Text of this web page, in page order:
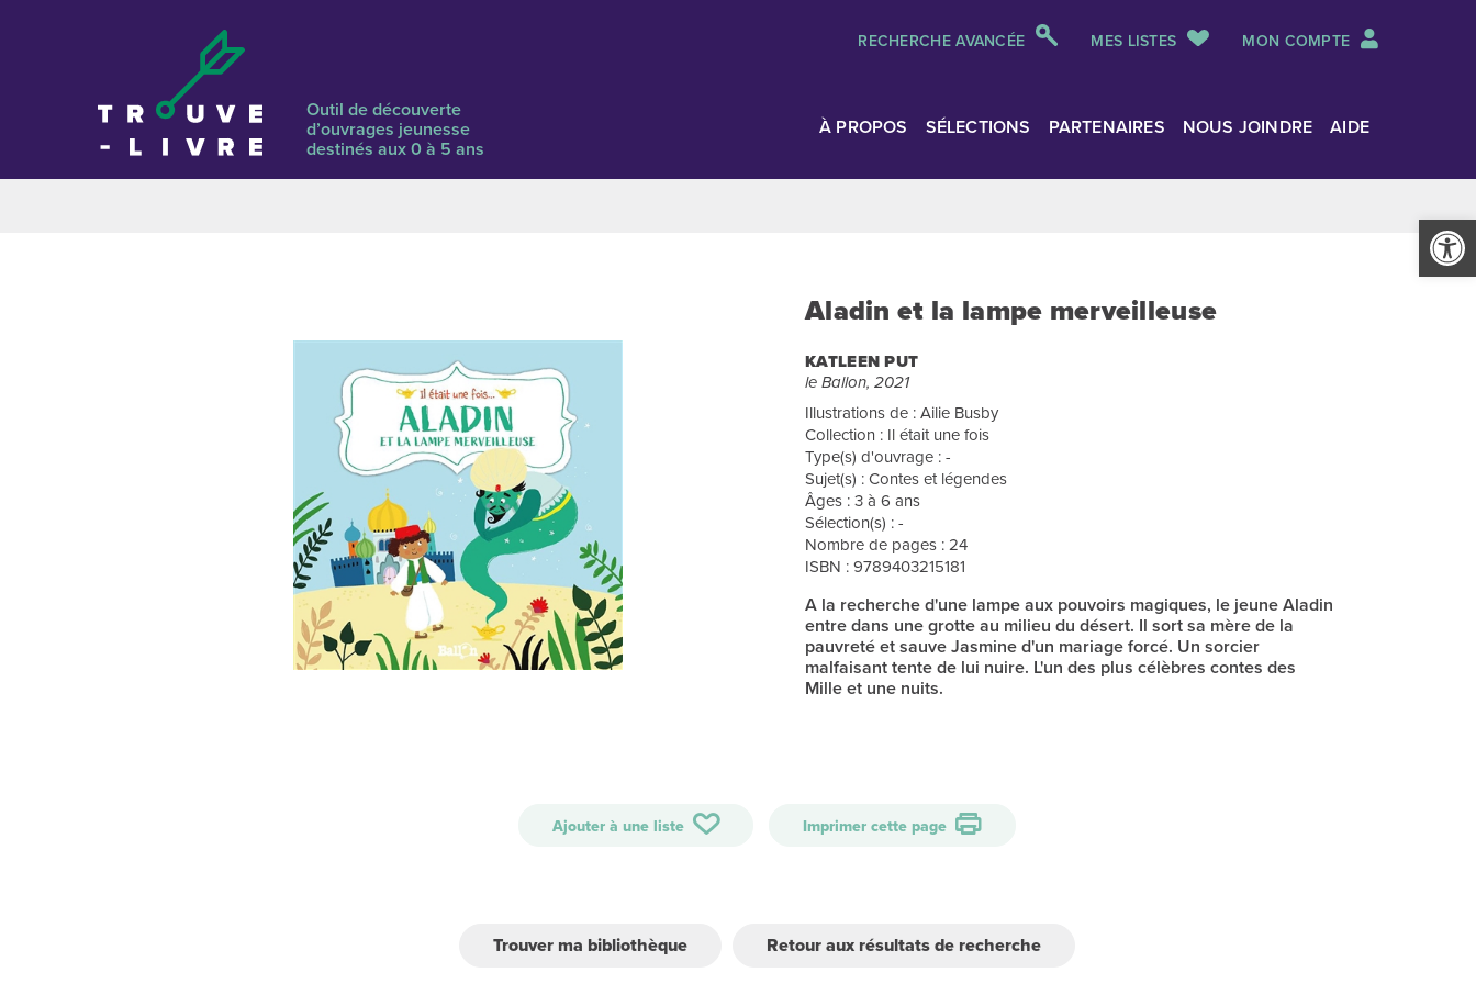
Ouvrir
RECHERCHE AVANCÉE MES LISTES MON COMPTE
Outil de découverte
d’ouvrages jeunesse
destinés aux 0 à 5 ans
À PROPOS SÉLECTIONS PARTENAIRES NOUS JOINDRE AIDE
Aladin et la lampe merveilleuse
KATLEEN PUT
le Ballon, 2021
Illustrations de : Ailie Busby
Collection : Il était une fois
Type(s) d'ouvrage : -
Sujet(s) : Contes et légendes
Âges : 3 à 6 ans
Sélection(s) : -
Nombre de pages : 24
ISBN : 9789403215181
A la recherche d'une lampe aux pouvoirs magiques, le jeune Aladin
entre dans une grotte au milieu du désert. Il sort sa mère de la
pauvreté et sauve Jasmine d'un mariage forcé. Un sorcier
malfaisant tente de lui nuire. L'un des plus célèbres contes des
Mille et une nuits.
Ajouter à une liste Imprimer cette page
Trouver ma bibliothèque Retour aux résultats de recherche